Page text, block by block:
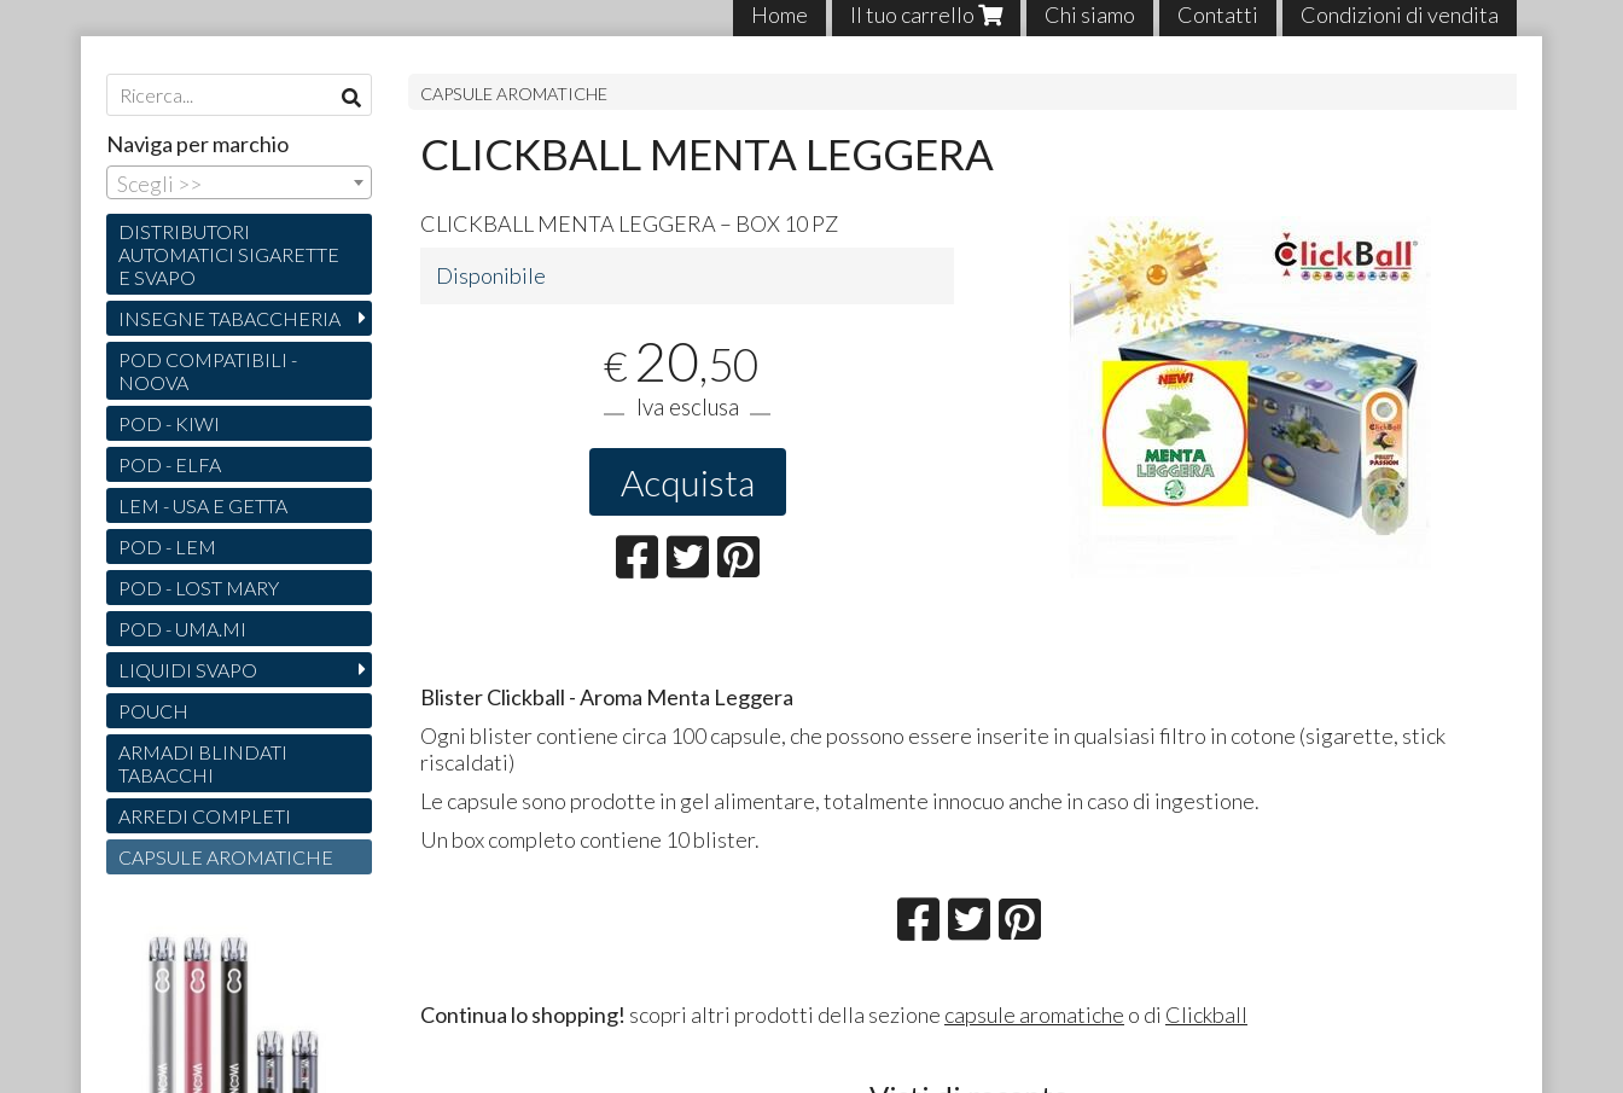
Home Il tuo carrello Chi siamo Contatti Condizioni di vendita
CAPSULE AROMATICHE
CLICKBALL MENTA LEGGERA
CLICKBALL MENTA LEGGERA – BOX10 PZ
Disponibile
€ 20,50
Iva esclusa
Acquista
Blister Clickball - Aroma Menta Leggera
Ogni blister contiene circa 100 capsule, che possono essere inserite in qualsiasi filtro in cotone (sigarette, stick
riscaldati)
Le capsule sono prodotte in gel alimentare, totalmente innocuo anche in caso di ingestione.
Un box completo contiene 10 blister.
Continua lo shopping! scopri altri prodotti della sezione capsule aromatiche o di Clickball
Naviga per marchio
Scegli >>
DISTRIBUTORI
AUTOMATICI SIGARETTE
E SVAPO
INSEGNE TABACCHERIA
POD COMPATIBILI -
NOOVA
POD - KIWI
POD - ELFA
LEM - USA E GETTA
POD - LEM
POD - LOST MARY
POD - UMA.MI
LIQUIDI SVAPO
POUCH
ARMADI BLINDATI
TABACCHI
ARREDI COMPLETI
CAPSULE AROMATICHE